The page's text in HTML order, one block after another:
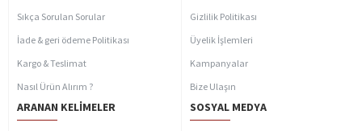
Sıkça Sorulan Sorular
İade & geri ödeme Politikası
Kargo & Teslimat
Nasıl Ürün Alırım ?
Gizlilik Politikası
Üyelik İşlemleri
Kampanyalar
Bize Ulaşın
ARANAN KELIMELER SOSYAL MEDYA